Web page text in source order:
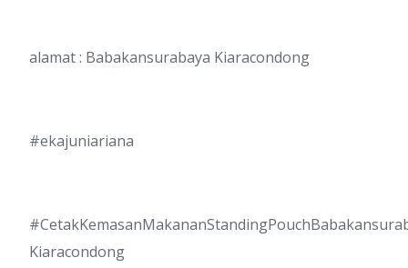
alamat : Babakansurabaya Kiaracondong
#ekajuniariana
Kiaracondong